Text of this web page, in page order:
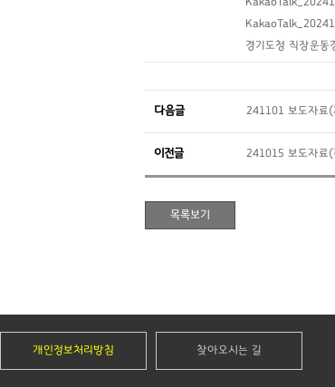
경기도청 직장운
다음글 241101 보도자료(
이전글 241015 보도자료(
개인정보처리방침 찾아오시는 길